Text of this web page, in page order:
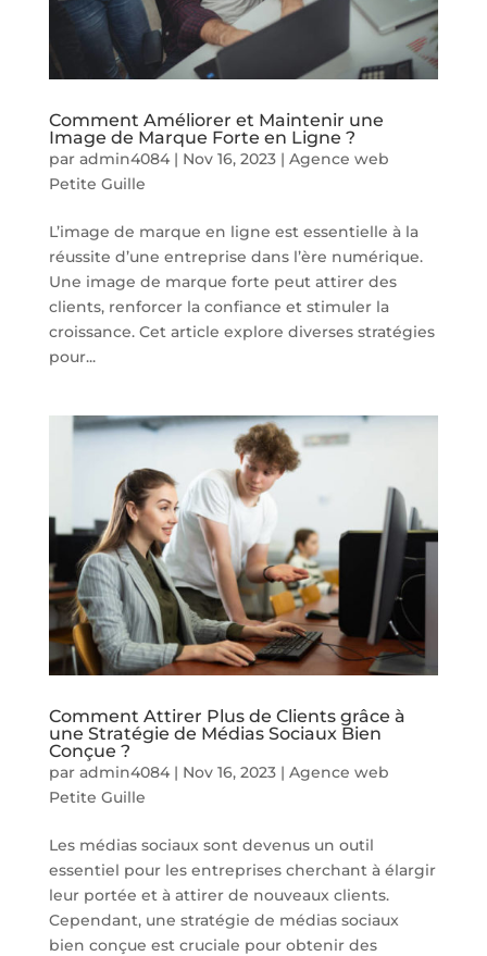
Comment Améliorer et Maintenir une
Image de Marque Forte en Ligne ?
par admin4084| Nov 16, 2023| Agence web
Petite Guille
L’image de marque en ligne est essentielle à la
réussite d’une entreprise dans l’ère numérique.
Une image de marque forte peut attirer des
clients, renforcer la confiance et stimuler la
croissance. Cet article explore diverses stratégies
pour...
Comment Attirer Plus de Clients grâce à
une Stratégie de Médias Sociaux Bien
Conçue ?
par admin4084| Nov 16, 2023| Agence web
Petite Guille
Les médias sociaux sont devenus un outil
essentiel pour les entreprises cherchant à élargir
leur portée et à attirer de nouveaux clients.
Cependant, une stratégie de médias sociaux
bien conçue est cruciale pour obtenir des